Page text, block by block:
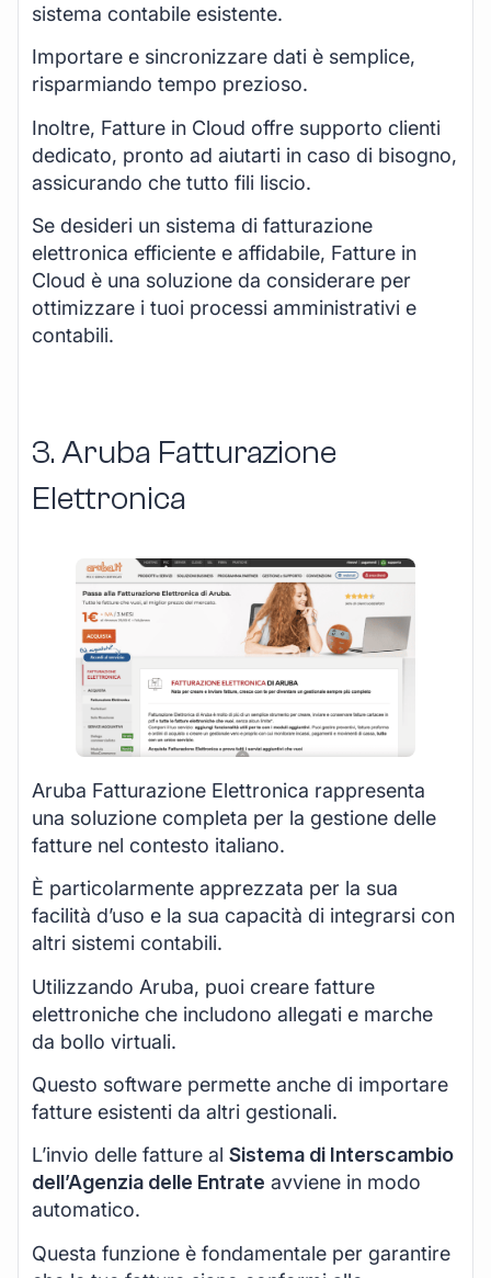
sistema contabile esistente.
Importare e sincronizzare dati è semplice,
risparmiando tempo prezioso.
Inoltre, Fatture in Cloud offre supporto clienti
dedicato, pronto ad aiutarti in caso di bisogno,
assicurando che tutto fili liscio.
Se desideri un sistema di fatturazione
elettronica efficiente e affidabile, Fatture in
Cloud è una soluzione da considerare per
ottimizzare i tuoi processi amministrativi e
contabili.
3. Aruba Fatturazione
Elettronica
Aruba Fatturazione Elettronica rappresenta
una soluzione completa per la gestione delle
fatture nel contesto italiano.
È particolarmente apprezzata per la sua
facilità d’uso e la sua capacità di integrarsi con
altri sistemi contabili.
Utilizzando Aruba, puoi creare fatture
elettroniche che includono allegati e marche
da bollo virtuali.
Questo software permette anche di importare
fatture esistenti da altri gestionali.
L’invio delle fatture al Sistema di Interscambio
dell’Agenzia delle Entrate avviene in modo
automatico.
Questa funzione è fondamentale per garantire